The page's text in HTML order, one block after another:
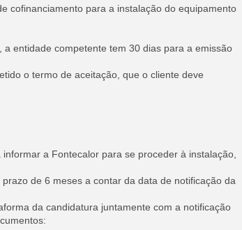
cofinanciamento para a instalação do equipamento
entidade competente tem 30 dias para a emissão
o termo de aceitação, que o cliente deve
a Fontecalor para se proceder à instalação,
de 6 meses a contar da data de notificação da
da candidatura juntamente com a notificação